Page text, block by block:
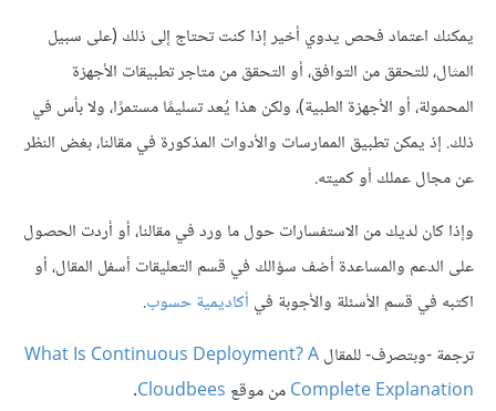
يمكنك اعتماد فحص يدوي أخير إذا كنت تحتاج إلى ذلك (على سبيل
المثال، للتحقق من التوافق، أو التحقق من متاجر تطبيقات الأجهزة
المحمولة، أو الأجهزة الطبية)، ولكن هذا يُعد تسليمًا مستمرًا، ولا بأس في
ذلك. إذ يمكن تطبيق الممارسات والأدوات المذكورة في مقالنا، بغض النظر
عن مجال عملك أو كميته.
وإذا كان لديك من الاستفسارات حول ما ورد في مقالنا، أو أردت الحصول
على الدعم والمساعدة أضف سؤالك في قسم التعليقات أسفل المقال، أو
اكتبه في قسم الأسئلة والأجوبة في أكاديمية حسوب.
ترجمة -وبتصرف- للمقالWhat Is Continuous Deployment? A
Complete Explanationمن موقع Cloudbees
.